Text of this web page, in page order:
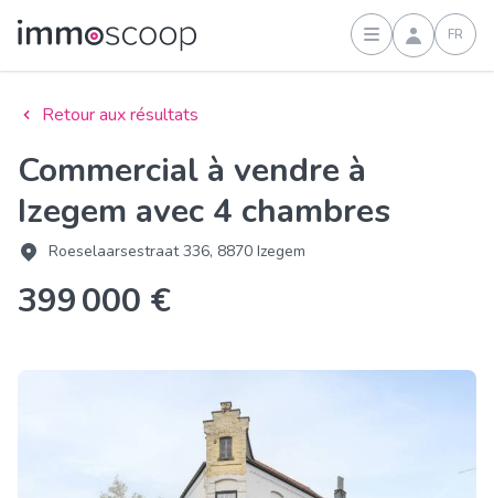
Connexion
FR
Retour aux résultats
Commercial à vendre à
Izegem avec 4 chambres
Roeselaarsestraat 336, 8870 Izegem
399 000 €